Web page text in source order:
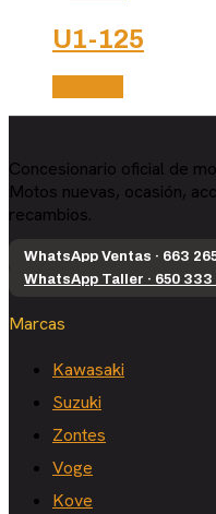
U1-125
Concesionario oficial de
Motos nuevas, ocasión,
recambios.
WhatsApp Ventas · 663
WhatsApp Taller · 650 333
Marcas
Kawasaki
Suzuki
Zontes
Voge
Kove